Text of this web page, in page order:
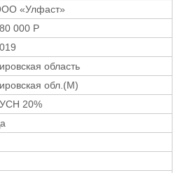
«Улфаст»
000 Р
область
обл.(М)
20%